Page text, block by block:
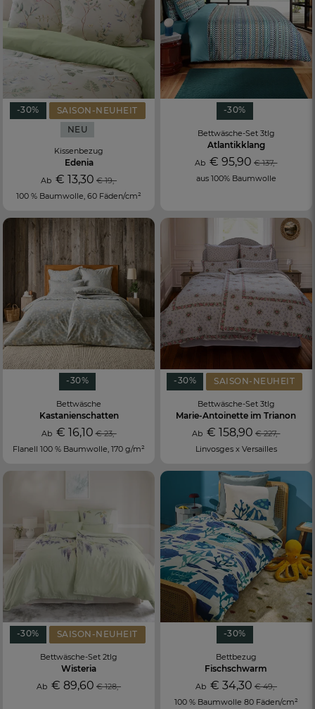
-30%
SAISON-NEUHEIT
NEU
Kissenbezug
Edenia
Ab€ 13,30 € 19,-
100 % Baumwolle, 60 Fäden/cm²
-30%
Bettwäsche-Set 3tlg
Atlantikklang
Ab€ 95,90 € 137,-
aus 100% Baumwolle
-30%
Bettwäsche
Kastanienschatten
Ab € 16,10 € 23,-
Flanell 100 % Baumwolle, 170 g/m²
-30% SAISON-NEUHEIT
Bettwäsche-Set 3tlg
Marie-Antoinette im Trianon
Ab€ 158,90 € 227,-
Linvosges x Versailles
-30% SAISON-NEUHEIT
Bettwäsche-Set 2tlg
Wisteria
Ab€ 89,60 € 128,-
-30%
Bettbezug
Fischschwarm
Ab € 34,30 € 49,-
100 % Baumwolle 80 Fäden/cm²